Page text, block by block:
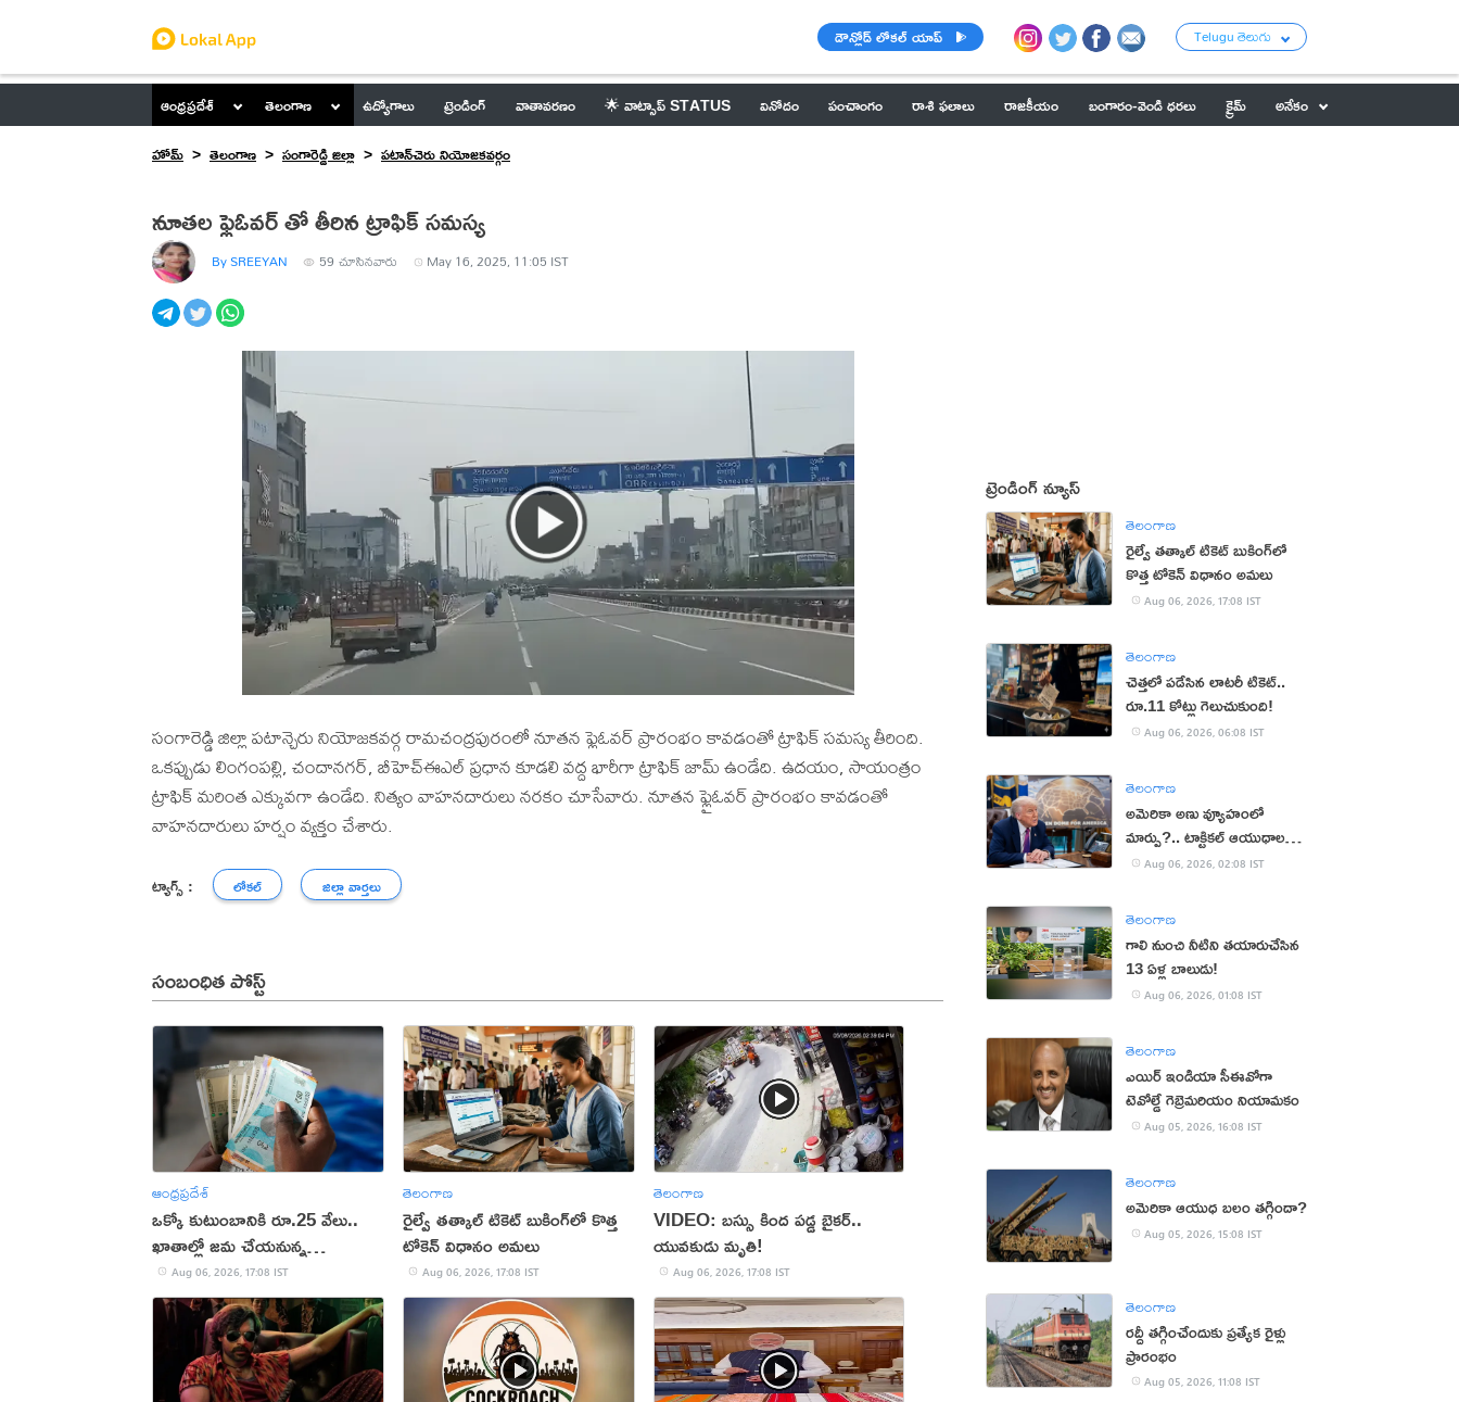
డౌన్లోడ్ లోకల్ యాప్ Telugu తెలుగు
ఆంధ్రప్రదేశ్ తెలంగాణ ఉద్యోగాలు ట్రెండింగ్ వాతావరణం 🌟 వాట్సాప్ STATUS వినోదం పంచాంగం రాశి ఫలాలు రాజకీయం బంగారం-వెండి ధరలు క్రైమ్
అనేకం
హోమ్
తెలంగాణ సంగారెడ్డి జిల్లా ప‌టాన్‌చెరు నియోజకవర్గం
నూతల ఫ్లైఓవర్ తో తీరిన ట్రాఫిక్ సమస్య
By SREEYAN 59 చూసినవారు May 16, 2025, 11:05 IST
సంగారెడ్డి జిల్లా పటాన్చెరు నియోజకవర్గ రామచంద్రపురంలో నూతన ఫ్లెఓవర్ ప్రారంభం కావడంతో ట్రాఫిక్ సమస్య తీరింది.
ఒకప్పుడు లింగంపల్లి, చందానగర్, బీహెచ్ఈఎల్ ప్రధాన కూడలి వద్ద భారీగా ట్రాఫిక్ జామ్ ఉండేది. ఉదయం, సాయంత్రం
ట్రాఫిక్ మరింత ఎక్కువగా ఉండేది. నిత్యం వాహనదారులు నరకం చూసేవారు. నూతన ఫ్లైఓవర్ ప్రారంభం కావడంతో
వాహనదారులు హర్షం వ్యక్తం చేశారు.
ట్యాగ్స్ : లోకల్ జిల్లా వార్తలు
సంబంధిత పోస్ట్
ఆంధ్రప్రదేశ్
ఒక్కో కుటుంబానికి రూ.25 వేలు..
ఖాతాల్లో జ‌మ చేయ‌నున్న
ప్ర‌భుత్వం..!
Aug 06, 2026, 17:08 IST
తెలంగాణ
రైల్వే తత్కాల్ టికెట్ బుకింగ్‌లో కొత్త
టోకెన్ విధానం అమలు
Aug 06, 2026, 17:08 IST
తెలంగాణ
VIDEO: బస్సు కింద పడ్డ బైకర్..
యువకుడు మృతి!
Aug 06, 2026, 17:08 IST
ట్రెండింగ్ న్యూస్
తెలంగాణ
రైల్వే తత్కాల్ టికెట్ బుకింగ్‌లో
కొత్త టోకెన్ విధానం అమలు
Aug 06, 2026, 17:08 IST
తెలంగాణ
చెత్తలో పడేసిన లాటరీ టికెట్..
రూ.11 కోట్లు గెలుచుకుంది!
Aug 06, 2026, 06:08 IST
తెలంగాణ
అమెరికా అణు వ్యూహంలో
మార్పు?.. టాక్టికల్ ఆయుధాలకు
ప్రాధాన్యం!
Aug 06, 2026, 02:08 IST
తెలంగాణ
గాలి నుంచి నీటిని తయారుచేసిన
13 ఏళ్ల బాలుడు!
Aug 06, 2026, 01:08 IST
తెలంగాణ
ఎయిర్ ఇండియా సీఈవోగా
టెవోల్డే గెబ్రెమరియం నియామకం
Aug 05, 2026, 16:08 IST
తెలంగాణ
అమెరికా ఆయుధ బలం తగ్గిందా?
Aug 05, 2026, 15:08 IST
తెలంగాణ
రద్దీ తగ్గించేందుకు ప్రత్యేక రైళ్లు
ప్రారంభం
Aug 05, 2026, 11:08 IST